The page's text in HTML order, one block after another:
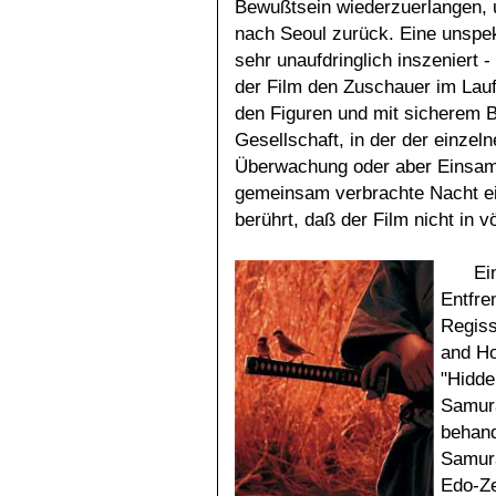
Bewußtsein
nach Seoul zurück. Eine
sehr unaufdringlich inszeniert
der Film den Zuschauer im
den Figuren und mit sicherem
Gesellschaft, in der der
Überwachung oder aber
gemeinsam verbrachte Nacht
berührt, daß der Film nicht in
and
Edo-